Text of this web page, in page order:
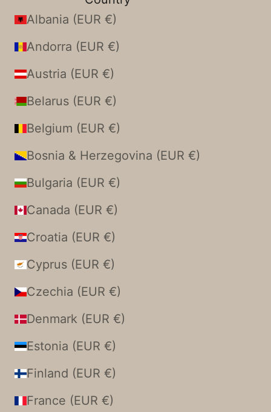
Albania (EUR €)
Andorra (EUR €)
Austria (EUR €)
Belarus (EUR €)
Belgium (EUR €)
Bosnia & Herzegovina (EUR €)
Bulgaria (EUR €)
Canada (EUR €)
Croatia (EUR €)
Cyprus (EUR €)
Czechia (EUR €)
Denmark (EUR €)
Estonia (EUR €)
Finland (EUR €)
France (EUR €)